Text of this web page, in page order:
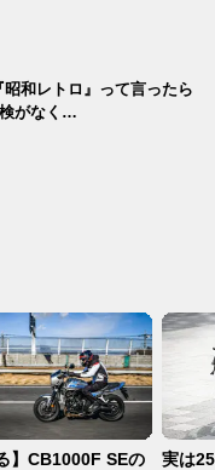
和レトロ』って言ったら
がなく…
】CB1000F SEの
実は